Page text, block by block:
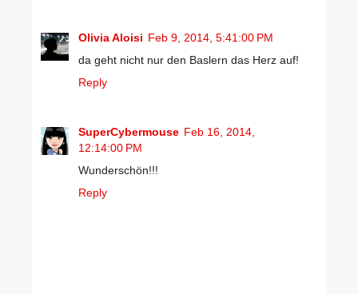
Olivia Aloisi Feb 9, 2014, 5:41:00 PM
da geht nicht nur den Baslern das Herz auf!
Reply
SuperCybermouse Feb 16, 2014,
12:14:00 PM
Wunderschön!!!
Reply